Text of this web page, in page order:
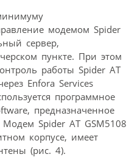
модемом Spider
сервер,
пункте. При этом
работы Spider AT
Enfora Services
программное
предназначенное
Spider AT GSM5108
корпусе, имеет
(рис. 4).